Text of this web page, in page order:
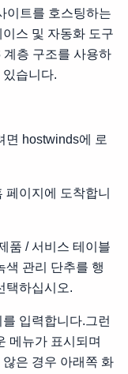
이트를 호스팅하는
스 및 자동화 도구
층 구조를 사용하
습니다.
면 hostwinds에 로
이지에 도착합니
품 / 서비스 테이블
색 관리 단추를 행
택하십시오.
입력합니다.그런
메뉴가 표시되며
은 경우 아래쪽 화